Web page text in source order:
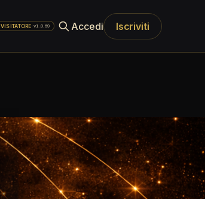
VISITATORE ·v1.0.69 Accedi Iscriviti